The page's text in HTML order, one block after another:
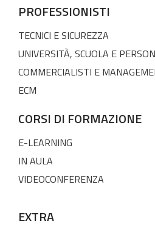
PROFESSIONISTI
TECNICI E SICUREZZA
UNIVERSITÀ, SCUOLA E
COMMERCIALISTI E
ECM
CORSI DI FORMAZIONE
E-LEARNING
IN AULA
VIDEOCONFERENZA
EXTRA